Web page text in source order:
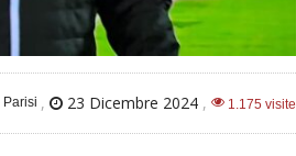
, 23 Dicembre 2024 , 1.175 visite